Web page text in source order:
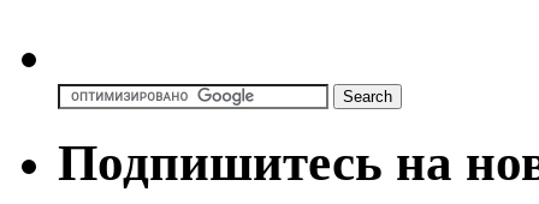
Подпишитесь на